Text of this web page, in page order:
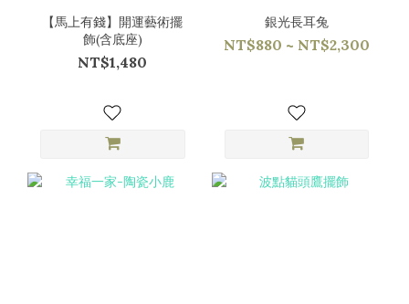
【馬上有錢】開運藝術擺
飾(含底座)
NT$1,480
銀光長耳兔
NT$880 ~ NT$2,300